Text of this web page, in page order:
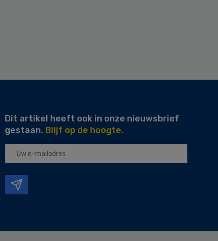
Dit artikel heeft ook in onze nieuwsbrief
gestaan. Blijf op de hoogte.
Uw